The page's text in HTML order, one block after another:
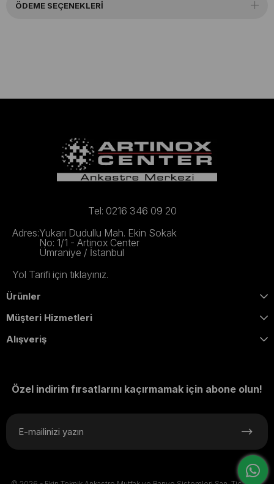
ÖDEME SEÇENEKLERI
Tel: 0216 346 09 20
Adres:Yukarı Dudullu Mah. Ekin Sokak
No: 1/1 - Artinox Center
Ümraniye / İstanbul
Yol Tarifi için tıklayınız.
Ürünler
Müşteri Hizmetleri
Alışveriş
Özel indirim fırsatlarını kaçırmamak için abone olun!